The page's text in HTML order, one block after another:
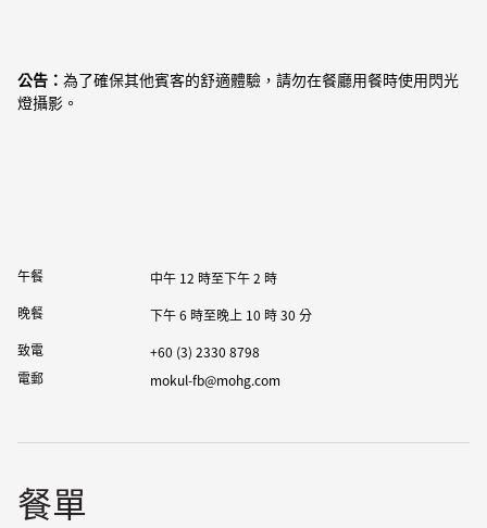
公告： 為了確保其他賓客的舒適體驗，請勿在餐廳用餐時使用閃光
燈攝影。
午餐
中午 12 時至下午 2 時
晚餐
下午 6 時至晚上 10 時 30 分
致電
+60 (3) 2330 8798
電郵
mokul-fb@mohg.com
餐單